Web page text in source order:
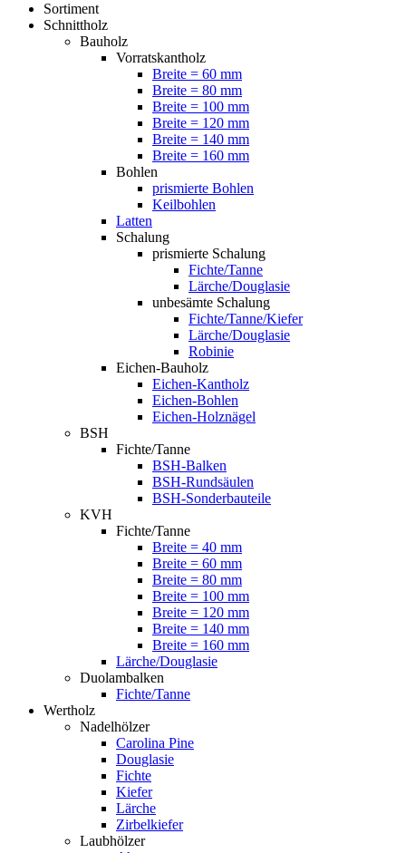
Sortiment
Schnittholz
Bauholz
Vorratskantholz
Breite = 60 mm
Breite = 80 mm
Breite = 100 mm
Breite = 120 mm
Breite = 140 mm
Breite = 160 mm
Bohlen
prismierte Bohlen
Keilbohlen
Latten
Schalung
prismierte Schalung
Fichte/Tanne
Lärche/Douglasie
unbesämte Schalung
Fichte/Tanne/Kiefer
Lärche/Douglasie
Robinie
Eichen-Bauholz
Eichen-Kantholz
Eichen-Bohlen
Eichen-Holznägel
BSH
Fichte/Tanne
BSH-Balken
BSH-Rundsäulen
BSH-Sonderbauteile
KVH
Fichte/Tanne
Breite = 40 mm
Breite = 60 mm
Breite = 80 mm
Breite = 100 mm
Breite = 120 mm
Breite = 140 mm
Breite = 160 mm
Lärche/Douglasie
Duolambalken
Fichte/Tanne
Wertholz
Nadelhölzer
Carolina Pine
Douglasie
Fichte
Kiefer
Lärche
Zirbelkiefer
Laubhölzer